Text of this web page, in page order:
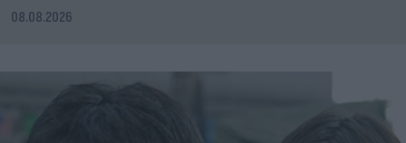
08.08.2026